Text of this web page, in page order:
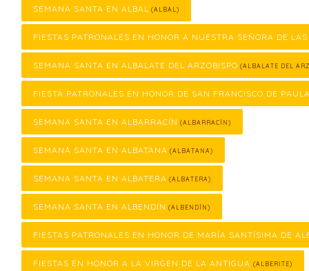
SEMANA SANTA EN ALBAL (ALBAL)
FIESTAS PATRONALES EN HONOR A NUESTRA SEÑORA DE
SEMANA SANTA EN ALBALATE DEL ARZOBISPO (ALBALATE DEL
FIESTA PATRONALES EN HONOR DE SAN FRANCISCO DE
SEMANA SANTA EN ALBARRACÍN (ALBARRACÍN)
SEMANA SANTA EN ALBATANA (ALBATANA)
SEMANA SANTA EN ALBATERA (ALBATERA)
SEMANA SANTA EN ALBENDÍN (ALBENDÍN)
FIESTAS PATRONALES EN HONOR DE MARÍA SANTÍSIMA DE
FIESTAS EN HONOR A LA VIRGEN DE LA ANTIGUA (ALBERITE)